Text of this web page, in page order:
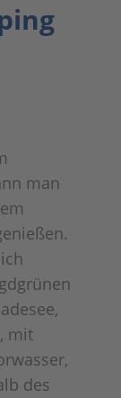
man
mit
des